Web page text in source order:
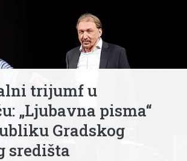
trijumf u
„Ljubavna pisma“
Gradskog
središta